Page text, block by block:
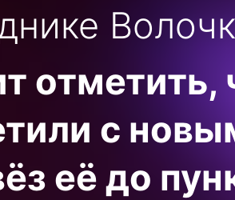
с
её до